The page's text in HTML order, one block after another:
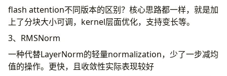
flash attention不同版本的区别？核心思路都一样，就是加
上了分块大小可调，kernel层面优化，支持变长等。
3、RMSNorm
一种代替LayerNorm的轻量normalization，少了一步减均
值的操作。更快，且收敛性实际表现较好